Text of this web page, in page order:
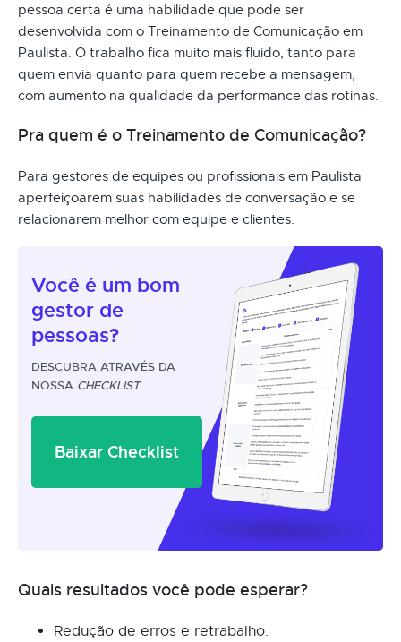
pessoa certa é uma habilidade que pode ser
desenvolvida com o Treinamento de Comunicação em
Paulista. O trabalho fica muito mais fluido, tanto para
quem envia quanto para quem recebe a mensagem,
com aumento na qualidade da performance das rotinas.
Pra quem é o Treinamento de Comunicação?
Para gestores de equipes ou profissionais em Paulista
aperfeiçoarem suas habilidades de conversação e se
relacionarem melhor com equipe e clientes.
Você é um bom
gestor de
pessoas?
DESCUBRA ATRAVÉS DA
NOSSA CHECKLIST
Baixar Checklist
Quais resultados você pode esperar?
Redução de erros e retrabalho.